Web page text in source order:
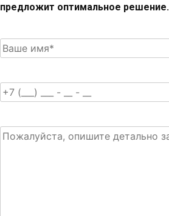
предложит оптимальное решение.